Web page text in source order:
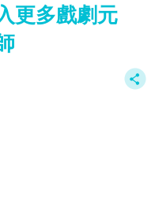
更多戲劇元